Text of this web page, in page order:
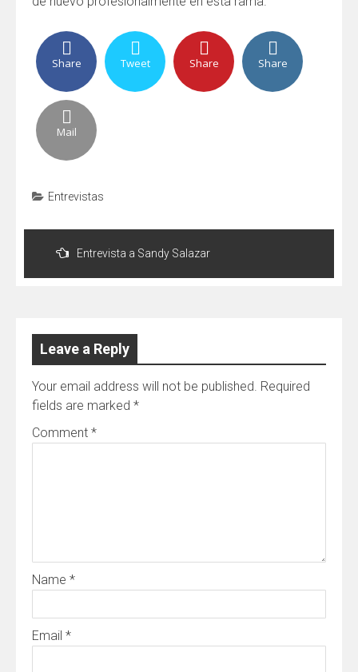
Share Tweet Share Share
Mail
Entrevistas
Post
navigationEntrevista a Sandy Salazar
Leave a Reply
Your email address will not be published. Required
fields are marked *
Comment *
Name *
Email *